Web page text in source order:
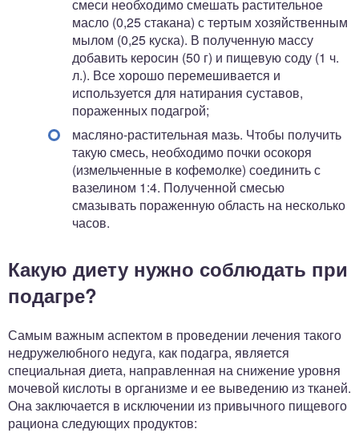
смеси необходимо смешать растительное
масло (0,25 стакана) с тертым хозяйственным
мылом (0,25 куска). В полученную массу
добавить керосин (50 г) и пищевую соду (1 ч.
л.). Все хорошо перемешивается и
используется для натирания суставов,
пораженных подагрой;
масляно-растительная мазь. Чтобы получить
такую смесь, необходимо почки осокоря
(измельченные в кофемолке) соединить с
вазелином 1:4. Полученной смесью
смазывать пораженную область на несколько
часов.
Какую диету нужно соблюдать при
подагре?
Самым важным аспектом в проведении лечения такого
недружелюбного недуга, как подагра, является
специальная диета, направленная на снижение уровня
мочевой кислоты в организме и ее выведению из тканей.
Она заключается в исключении из привычного пищевого
рациона следующих продуктов: